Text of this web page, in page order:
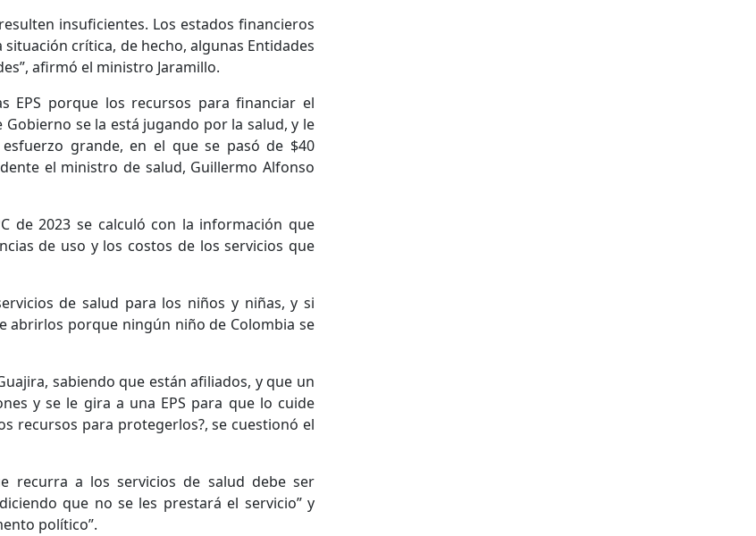
insuficientes. Los estados financieros
crítica, de hecho, algunas Entidades
afirmó el ministro Jaramillo.
EPS porque los recursos para financiar el
se la está jugando por la salud, y le
grande, en el que se pasó de $40
el ministro de salud, Guillermo Alfonso
de 2023 se calculó con la información que
de uso y los costos de los servicios que
de salud para los niños y niñas, y si
abrirlos porque ningún niño de Colombia se
sabiendo que están afiliados, y que un
y se le gira a una EPS para que lo cuide
recursos para protegerlos?, se cuestionó el
recurra a los servicios de salud debe ser
que no se les prestará el servicio” y
político”.